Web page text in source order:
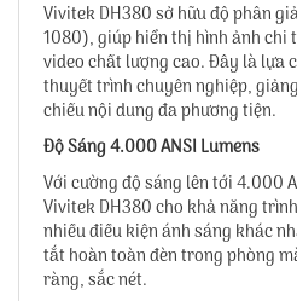
Vivitek DH380 sở hữu độ phân
1080), giúp hiển thị hình ảnh chi
video chất lượng cao. Đây là lựa
thuyết trình chuyên nghiệp,
chiếu nội dung đa phương tiện.
Độ Sáng 4.000 ANSI Lumens
Với cường độ sáng lên tới 4.000
Vivitek DH380 cho khả năng
nhiều điều kiện ánh sáng khác
tắt hoàn toàn đèn trong phòng
ràng, sắc nét.